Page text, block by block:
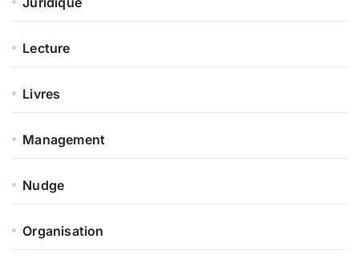
Lecture
Livres
Management
Nudge
Organisation